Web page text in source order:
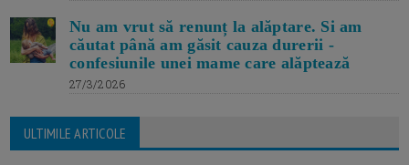
Nu am vrut să renunț la alăptare. Si am
căutat până am găsit cauza durerii -
confesiunile unei mame care alăptează
27/3/2026
ULTIMILE ARTICOLE